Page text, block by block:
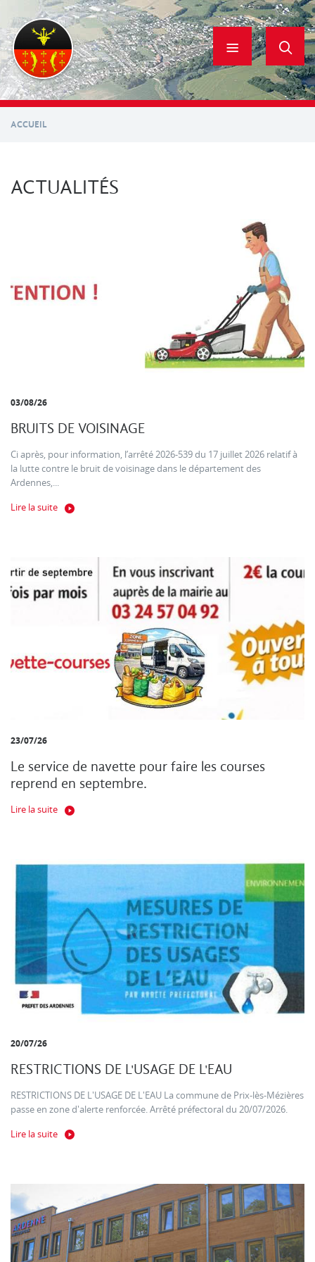
contenu
principal
ACCUEIL
ACTUALITÉS
03/08/26
BRUITS DE VOISINAGE
Ci après, pour information, l’arrêté 2026-539 du 17 juillet 2026 relatif à
la lutte contre le bruit de voisinage dans le département des
Ardennes,...
Lire la suite
23/07/26
Le service de navette pour faire les courses
reprend en septembre.
Lire la suite
20/07/26
RESTRICTIONS DE L'USAGE DE L'EAU
RESTRICTIONS DE L'USAGE DE L'EAU La commune de Prix-lès-Mézières
passe en zone d'alerte renforcée. Arrêté préfectoral du 20/07/2026.
Lire la suite